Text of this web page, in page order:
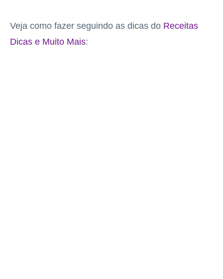
Veja como fazer seguindo as dicas do Receitas
Dicas e Muito Mais: